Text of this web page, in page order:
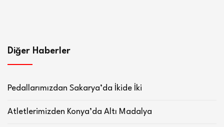
Diğer Haberler
Pedallarımızdan Sakarya’da İkide İki
Atletlerimizden Konya’da Altı Madalya